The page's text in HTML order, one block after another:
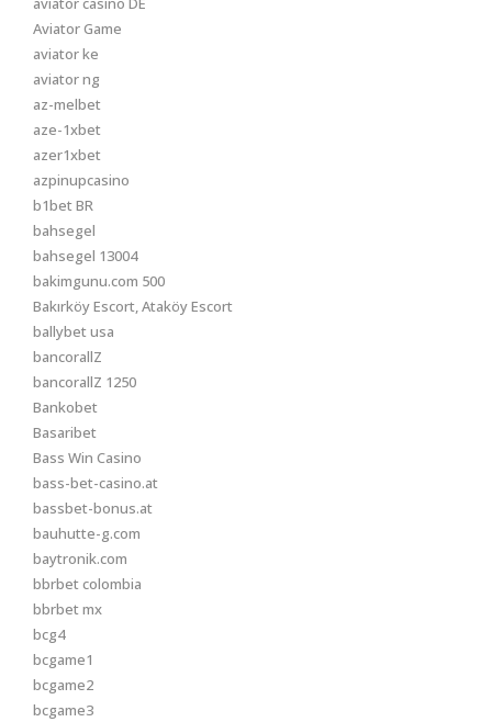
Aviator Game
aviator ke
aviator ng
az-melbet
aze-1xbet
azer1xbet
azpinupcasino
b1bet BR
bahsegel
bahsegel 13004
bakimgunu.com 500
Bakırköy Escort, Ataköy Escort
ballybet usa
bancorallZ
bancorallZ 1250
Bankobet
Basaribet
Bass Win Casino
bass-bet-casino.at
bassbet-bonus.at
bauhutte-g.com
baytronik.com
bbrbet colombia
bbrbet mx
bcg4
bcgame1
bcgame2
bcgame3